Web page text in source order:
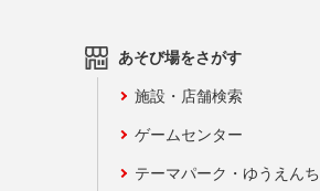
あそび場をさがす
施設・店舗検索
ゲームセンター
テーマパーク・ゆうえんち